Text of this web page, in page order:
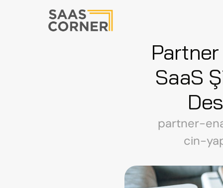
SaaS
partner-
cin-